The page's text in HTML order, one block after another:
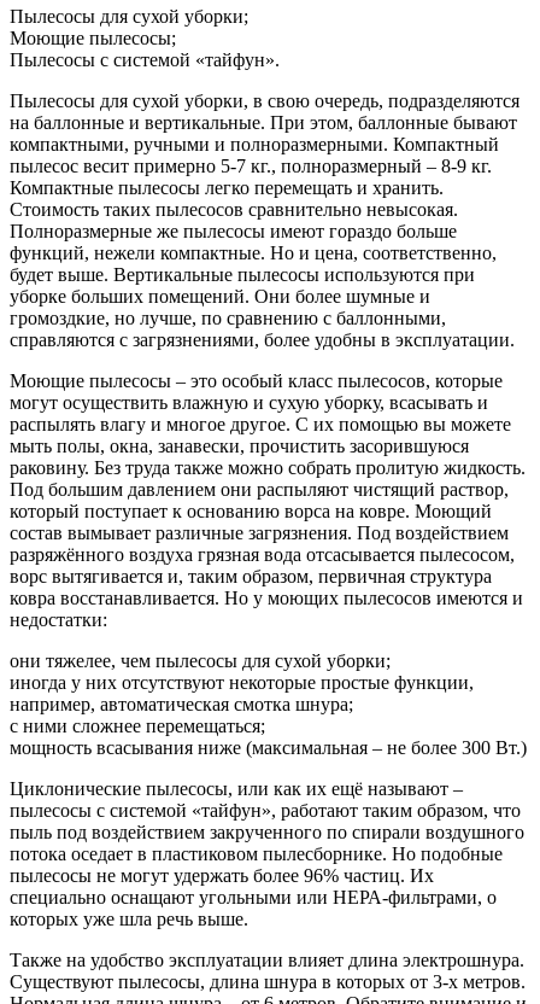
Пылесосы для сухой уборки;
Моющие пылесосы;
Пылесосы с системой «тайфун».
Пылесосы для сухой уборки, в свою очередь, подразделяются
на баллонные и вертикальные. При этом, баллонные бывают
компактными, ручными и полноразмерными. Компактный
пылесос весит примерно 5-7 кг., полноразмерный – 8-9 кг.
Компактные пылесосы легко перемещать и хранить.
Стоимость таких пылесосов сравнительно невысокая.
Полноразмерные же пылесосы имеют гораздо больше
функций, нежели компактные. Но и цена, соответственно,
будет выше. Вертикальные пылесосы используются при
уборке больших помещений. Они более шумные и
громоздкие, но лучше, по сравнению с баллонными,
справляются с загрязнениями, более удобны в эксплуатации.
Моющие пылесосы – это особый класс пылесосов, которые
могут осуществить влажную и сухую уборку, всасывать и
распылять влагу и многое другое. С их помощью вы можете
мыть полы, окна, занавески, прочистить засорившуюся
раковину. Без труда также можно собрать пролитую жидкость.
Под большим давлением они распыляют чистящий раствор,
который поступает к основанию ворса на ковре. Моющий
состав вымывает различные загрязнения. Под воздействием
разряжённого воздуха грязная вода отсасывается пылесосом,
ворс вытягивается и, таким образом, первичная структура
ковра восстанавливается. Но у моющих пылесосов имеются и
недостатки:
они тяжелее, чем пылесосы для сухой уборки;
иногда у них отсутствуют некоторые простые функции,
например, автоматическая смотка шнура;
с ними сложнее перемещаться;
мощность всасывания ниже (максимальная – не более 300 Вт.)
Циклонические пылесосы, или как их ещё называют –
пылесосы с системой «тайфун», работают таким образом, что
пыль под воздействием закрученного по спирали воздушного
потока оседает в пластиковом пылесборнике. Но подобные
пылесосы не могут удержать более 96% частиц. Их
специально оснащают угольными или НЕРА-фильтрами, о
которых уже шла речь выше.
Также на удобство эксплуатации влияет длина электрошнура.
Существуют пылесосы, длина шнура в которых от 3-х метров.